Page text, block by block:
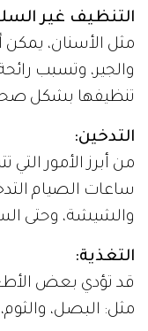
التنظيف غير
مثل الأسنان، يمكن
والجير، وتسبب
تنظيفها بشكل
التدخين:
من أبرز الأمور
ساعات الصيام
والشيشة، وحتى
التغذية:
قد تؤدي بعض
مثل: البصل،